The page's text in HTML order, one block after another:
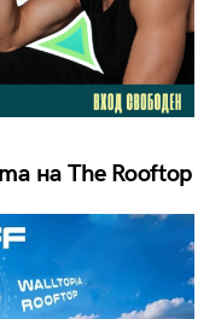
на The Rooftop